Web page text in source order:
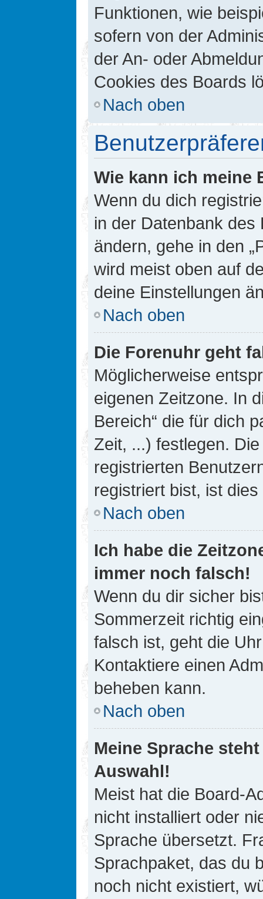
Funktionen, wie
sofern von der
der An- oder
Cookies des Boards
Nach oben
Wie kann ich meine
Wenn du dich
in der Datenbank
ändern, gehe in den
wird meist oben auf
deine Einstellungen
Nach oben
Die Forenuhr geht
Möglicherweise
eigenen Zeitzone. In
Bereich“ die für dich
Zeit, ...) festlegen.
registrierten
registriert bist, ist
Nach oben
Ich habe die
immer noch falsch!
Wenn du dir sicher
Sommerzeit richtig
falsch ist, geht die
Kontaktiere einen
beheben kann.
Nach oben
Meine Sprache
Auswahl!
Meist hat die Board-
nicht installiert oder
Sprache übersetzt.
Sprachpaket, das du
noch nicht existiert,